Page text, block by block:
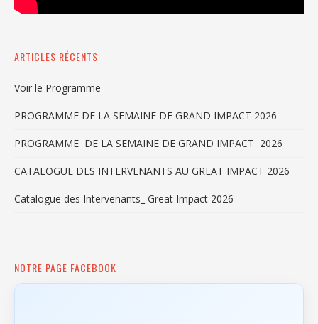
ARTICLES RÉCENTS
Voir le Programme
PROGRAMME DE LA SEMAINE DE GRAND IMPACT 2026
PROGRAMME DE LA SEMAINE DE GRAND IMPACT 2026
CATALOGUE DES INTERVENANTS AU GREAT IMPACT 2026
Catalogue des Intervenants_ Great Impact 2026
NOTRE PAGE FACEBOOK